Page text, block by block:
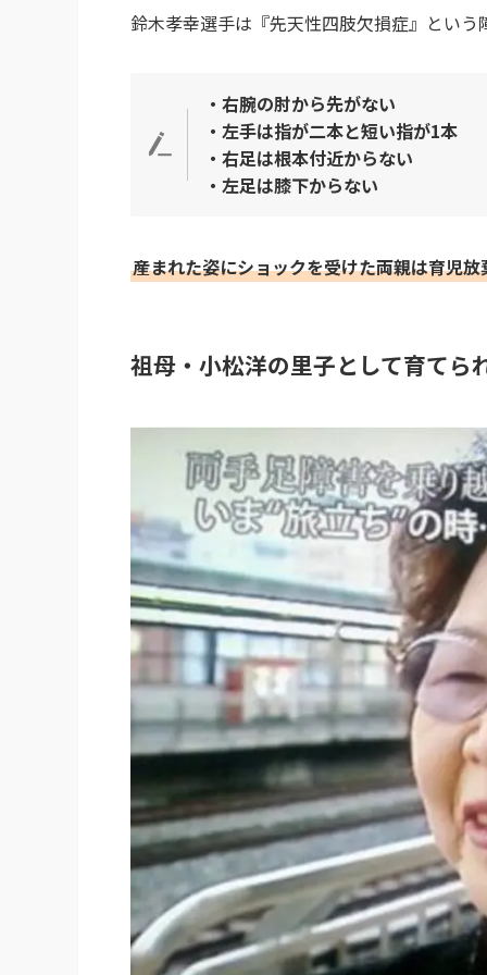
鈴木孝幸選手は『先天性四肢欠損症』とい
・右腕の肘から先がない
・左手は指が二本と短い指が1本
・右足は根本付近からない
・左足は膝下からない
産まれた姿にショックを受けた両親は育児
祖母・小松洋の里子として育てら